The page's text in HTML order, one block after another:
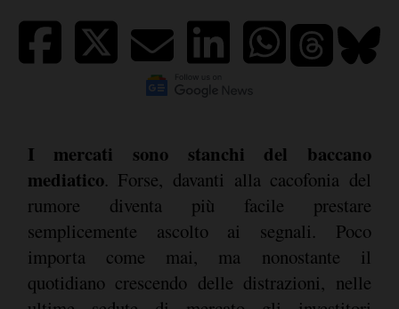
I mercati sono stanchi del baccano
mediatico. Forse, davanti alla cacofonia del
rumore diventa più facile prestare
semplicemente ascolto ai segnali. Poco
importa come mai, ma nonostante il
quotidiano crescendo delle distrazioni, nelle